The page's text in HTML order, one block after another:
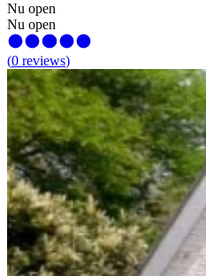
Nu open
Nu open
(0 reviews)